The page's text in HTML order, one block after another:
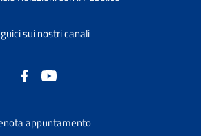
sui nostri canali
appuntamento